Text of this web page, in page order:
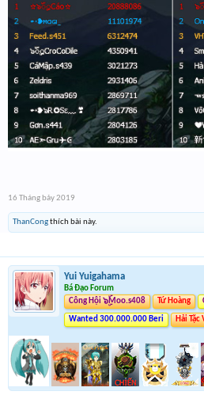
16 Tháng bảy 2019
ThanCongthích bài này.
Yui Yuigahama
Bá Đạo Forum
Công Hội ๖ۣۜMoo.s408
Tứ Hoàng
Wanted 300.000.000 Beri Hải Tặc